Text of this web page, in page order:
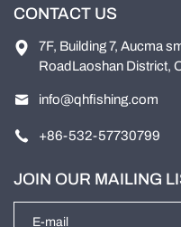
CONTACT US
7F, Building 7, Aucma
RoadLaoshan District,
info@qhfishing.com
+86-532-57730799
JOIN OUR MAILING